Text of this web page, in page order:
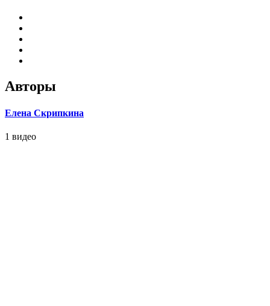
Авторы
Елена Скрипкина
1 видео